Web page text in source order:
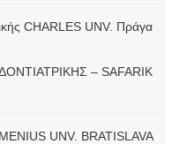
CHARLES UNV. Πράγα
– SAFARIK
UNV. BRATISLAVA